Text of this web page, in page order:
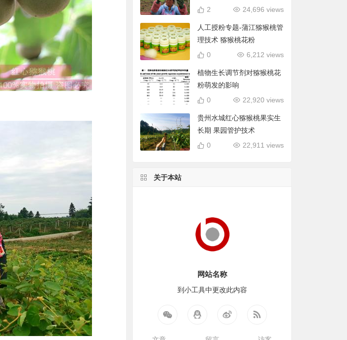
24,696 views
2
人工授粉专题-蒲江猕猴桃管
理技术 猕猴桃花粉
6,212 views
0
植物生长调节剂对猕猴桃花
粉萌发的影响
22,920 views
0
贵州水城红心猕猴桃果实生
长期 果园管护技术
22,911 views
0
关于本站
网站名称
到小工具中更改此内容